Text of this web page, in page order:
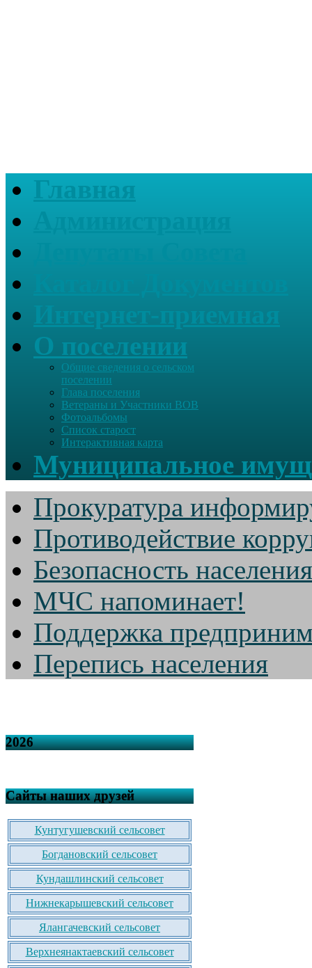
Главная
О поселении
Общие сведения о сельском
поселении
Глава поселения
Ветераны и Участники ВОВ
Фотоальбомы
Список старост
Интерактивная карта
Муниципальное
Прокуратура
Противодействие
Безопасность населения
МЧС напоминает!
Поддержка
Перепись населения
2026
Сайты наших друзей
Кунтугушевский сельсовет
Богдановский сельсовет
Кундашлинский сельсовет
Нижнекарышевский сельсовет
Ялангачевский сельсовет
Верхнеянактаевский сельсовет